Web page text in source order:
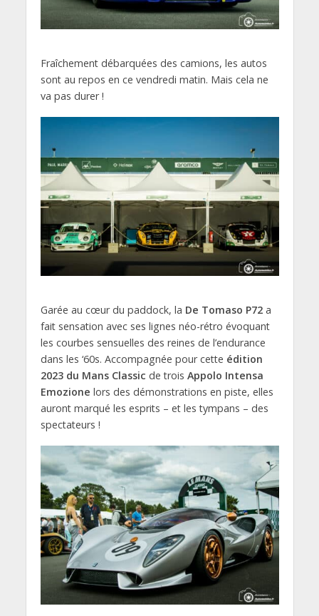
Fraîchement débarquées des camions, les autos
sont au repos en ce vendredi matin. Mais cela ne
va pas durer !
Garée au cœur du paddock, la De Tomaso P72a
fait sensation avec ses lignes néo-rétro évoquant
les courbes sensuelles des reines de l’endurance
dans les ‘60s. Accompagnée pour cette édition
2023 du Mans Classic de trois Appolo Intensa
Emozione lors des démonstrations en piste, elles
auront marqué les esprits – et les tympans – des
spectateurs !